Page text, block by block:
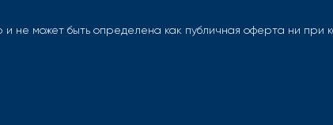
может быть определена как публичная оферта ни при